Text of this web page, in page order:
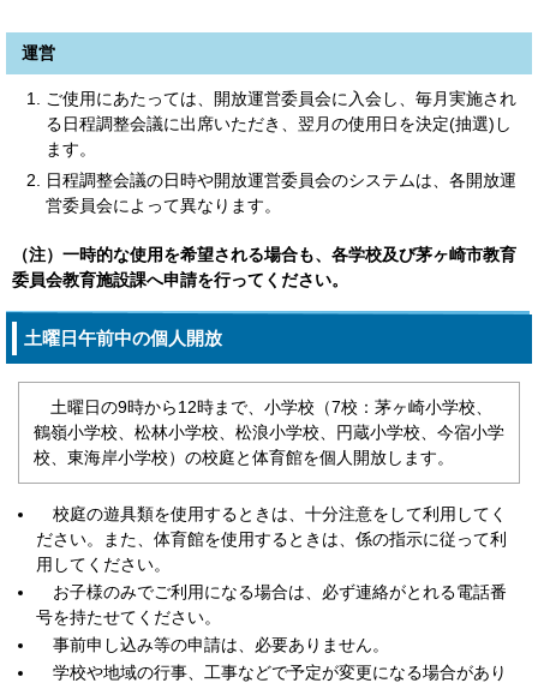
運営
ご使用にあたっては、開放運営委員会に入会し、毎月実施され
る日程調整会議に出席いただき、翌月の使用日を決定(抽選)し
ます。
日程調整会議の日時や開放運営委員会のシステムは、各開放運
営委員会によって異なります。
（注）一時的な使用を希望される場合も、各学校及び茅ヶ崎市教育
委員会教育施設課へ申請を行ってください。
土曜日午前中の個人開放
土曜日の9時から12時まで、小学校（7校：茅ヶ崎小学校、
鶴嶺小学校、松林小学校、松浪小学校、円蔵小学校、今宿小学
校、東海岸小学校）の校庭と体育館を個人開放します。
校庭の遊具類を使用するときは、十分注意をして利用してく
ださい。また、体育館を使用するときは、係の指示に従って利
用してください。
お子様のみでご利用になる場合は、必ず連絡がとれる電話番
号を持たせてください。
事前申し込み等の申請は、必要ありません。
学校や地域の行事、工事などで予定が変更になる場合があり